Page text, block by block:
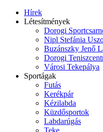
Hírek
Létesítmények
Dorogi
Nipl Stefánia
Buzánszky Jenő
Dorogi
Városi Tekepálya
Sportágak
Futás
Kerékpár
Kézilabda
Küzdősportok
Labdarúgás
Teke